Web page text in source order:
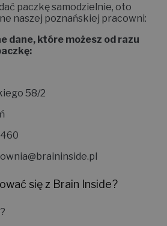
paczkę samodzielnie, oto
naszej poznańskiej pracowni:
dane, które możesz od razu
58/2
się z Brain Inside?